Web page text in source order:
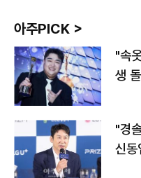
아주PICK >
"속
생
"경
신동